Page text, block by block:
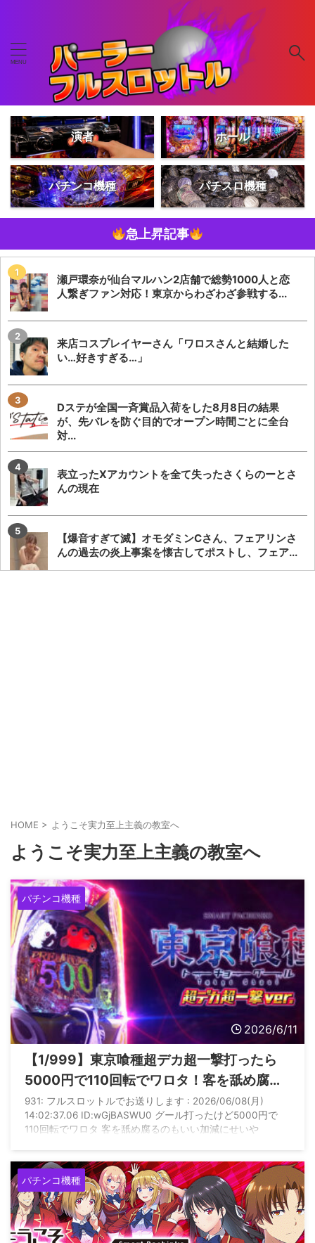
演者 ホール
パチンコ機種 パチスロ機種
急上昇記事
瀬戸環奈が仙台マルハン2店舗で総勢1000人と恋
人繋ぎファン対応！東京からわざわざ参戦する...
来店コスプレイヤーさん「ワロスさんと結婚した
い…好きすぎる…」
Dステが全国一斉賞品入荷をした8月8日の結果
が、先バレを防ぐ目的でオープン時間ごとに全台
対...
表立ったXアカウントを全て失ったさくらのーとさ
んの現在
【爆音すぎて滅】オモダミンCさん、フェアリンさ
んの過去の炎上事案を懐古してポストし、フェア...
【新台】山佐「LモンキーターンRED」ティザー動
HOME > ようこそ実力至上主義の教室へ
ようこそ実力至上主義の教室へ
パチンコ機種
2026/6/11
【1/999】東京喰種超デカ超一撃打ったら
5000円で110回転でワロタ！客を舐め腐る
のもいい加減にせいや
931: フルスロットルでお送りします : 2026/06/08(月)
14:02:37.06 ID:wGjBASWU0 グール打ったけど5000円で
110回転でワロタ 客を舐め腐るのもいい加減にせいや
パチンコ機種